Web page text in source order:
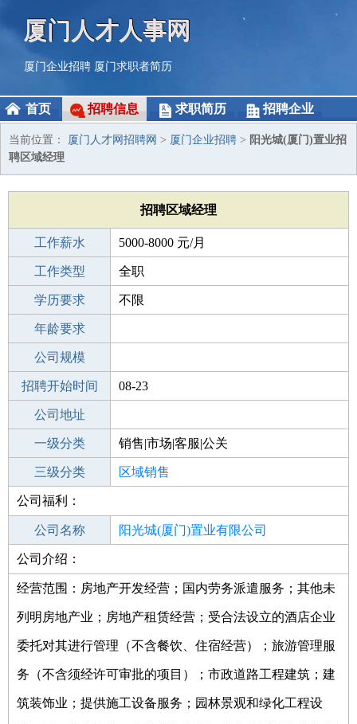
厦门人才人事网
厦门企业招聘 厦门求职者简历
首页 招聘信息 求职简历 招聘企业
当前位置： 厦门人才网招聘网 > 厦门企业招聘 > 阳光城(厦门)置业招
聘区域经理
招聘区域经理
工作薪水 5000-8000 元/月
招聘人数 1人
工作类型 全职
性别要求 -
学历要求 不限
工作经验
年龄要求
工作地点
公司规模
公司电话
招聘开始时间 08-23
招聘结束时间
公司地址
一级分类 销售|市场|客服|公关
二级分类 销售
三级分类 区域销售
其他行业
公司福利：
公司名称 阳光城(厦门)置业有限公司
公司类型
独资)
公司介绍：
经营范围：房地产开发经营；国内劳务派遣服务；其他未
列明房地产业；房地产租赁经营；受合法设立的酒店企业
委托对其进行管理（不含餐饮、住宿经营）；旅游管理服
务（不含须经许可审批的项目）；市政道路工程建筑；建
筑装饰业；提供施工设备服务；园林景观和绿化工程设